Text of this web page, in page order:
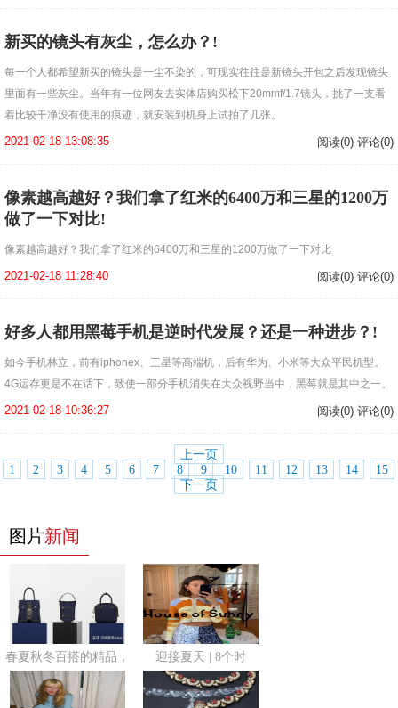
新买的镜头有灰尘，怎么办？!
每一个人都希望新买的镜头是一尘不染的，可现实往往是新镜头开包之后发现镜头
里面有一些灰尘。当年有一位网友去实体店购买松下20mmf/1.7镜头，挑了一支看
着比较干净没有使用的痕迹，就安装到机身上试拍了几张。
2021-02-18 13:08:35 阅读(0) 评论(0)
像素越高越好？我们拿了红米的6400万和三星的1200万
做了一下对比!
像素越高越好？我们拿了红米的6400万和三星的1200万做了一下对比
2021-02-18 11:28:40 阅读(0) 评论(0)
好多人都用黑莓手机是逆时代发展？还是一种进步？!
如今手机林立，前有iphonex、三星等高端机，后有华为、小米等大众平民机型。
4G运存更是不在话下，致使一部分手机消失在大众视野当中，黑莓就是其中之一。
2021-02-18 10:36:27 阅读(0) 评论(0)
上一页
1
2 3 4 5 6 7 8 9 10 11 12 13 14
15
下一页
图片新闻
春夏秋冬百搭的精品， 迎接夏天 | 8个时